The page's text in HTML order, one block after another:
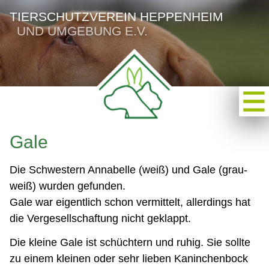
TIERSCHUTZVEREIN HEPPENHEIM
UND UMGEBUNG E.V.
Gale
Die Schwestern Annabelle (weiß) und Gale (grau-
weiß) wurden gefunden.
Gale war eigentlich schon vermittelt, allerdings hat
die Vergesellschaftung nicht geklappt.
Die kleine Gale ist schüchtern und ruhig. Sie sollte
zu einem kleinen oder sehr lieben Kaninchenbock